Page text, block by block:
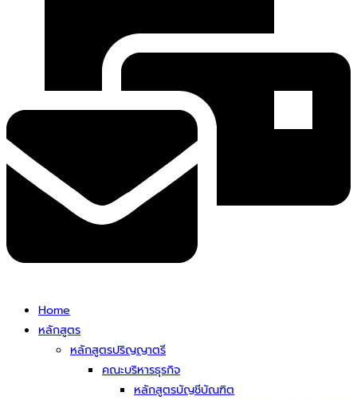
Home
หลักสูตร
หลักสูตรปริญญาตรี
คณะบริหารธุรกิจ
หลักสูตรบัญชีบัณฑิต